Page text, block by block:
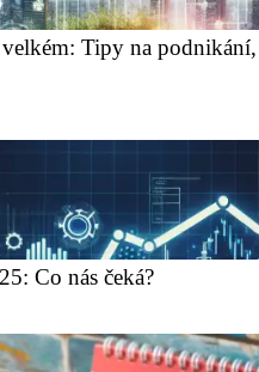
Tipy na
Co nás čeká?